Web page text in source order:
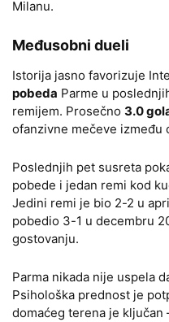
Milanu.
Međusobni dueli
Istorija jasno favorizuje
pobeda Parme u
remijem. Prosečno 3.0
ofanzivne mečeve između
Poslednjih pet susreta
pobede i jedan remi kod
Jedini remi je bio 2-2 u
pobedio 3-1 u decembru
gostovanju.
Parma nikada nije uspela
Psihološka prednost je
domaćeg terena je